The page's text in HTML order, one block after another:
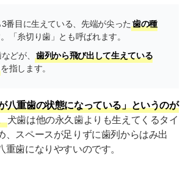
番目に生えている、先端が尖った 歯の種
「糸切り歯」とも呼ばれます。
どが、歯列から飛び出して生えている
を指します。
八重歯の状態になっている」というのが
犬歯は他の永久歯よりも生えてくるタイ
、スペースが足りずに歯列からはみ出
重歯になりやすいのです。